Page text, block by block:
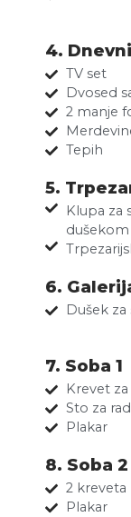
4.
TV set
Dvosed
2 manje
Tepih
5.
Klupa za
dušekom
6.
Dušek za
7. Soba 1
Krevet
Sto za rad
Plakar
8. Soba 2
2 kreveta
Plakar